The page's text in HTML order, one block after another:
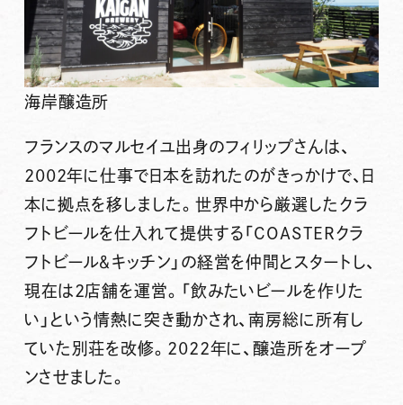
海岸醸造所
フランスのマルセイユ出身のフィリップさんは、
2002年に仕事で日本を訪れたのがきっかけで、日
本に拠点を移しました。世界中から厳選したクラ
フトビールを仕入れて提供する「COASTERクラ
フトビール＆キッチン」の経営を仲間とスタートし、
現在は2店舗を運営。「飲みたいビールを作りた
い」という情熱に突き動かされ、南房総に所有し
ていた別荘を改修。2022年に、醸造所をオープ
ンさせました。